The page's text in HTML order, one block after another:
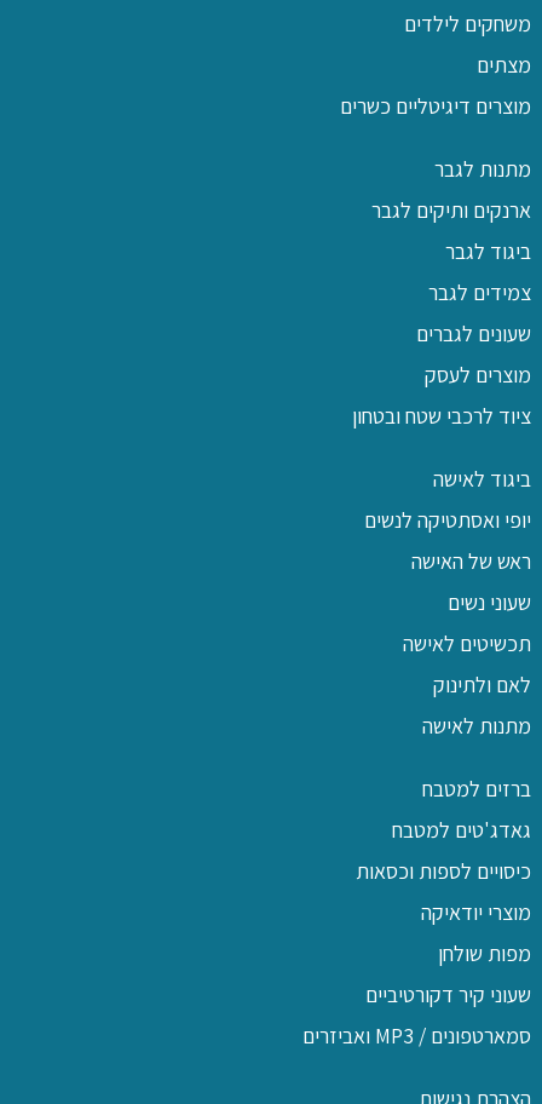
משחקים לילדים
מצתים
מוצרים דיגיטליים כשרים
מתנות לגבר
ארנקים ותיקים לגבר
ביגוד לגבר
צמידים לגבר
שעונים לגברים
מוצרים לעסק
ציוד לרכבי שטח ובטחון
ביגוד לאישה
יופי ואסתטיקה לנשים
ראש של האישה
שעוני נשים
תכשיטים לאישה
לאם ולתינוק
מתנות לאישה
ברזים למטבח
גאדג'טים למטבח
כיסויים לספות וכסאות
מוצרי יודאיקה
מפות שולחן
שעוני קיר דקורטיביים
סמארטפונים / MP3 ואביזרים
הצהרת נגישות